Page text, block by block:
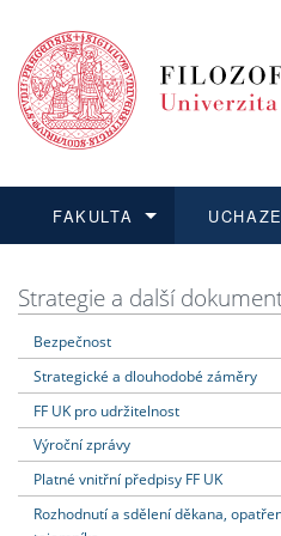
FAKULTA
Dozvědět se více
Podat přihlášku
Dozvědět se více
Dozvědět se více
Dozvědět se více
Strategie a další
Bezpečnost
Strategické a dlouhodobé záměry
FF UK pro udržitelnost
Výroční zprávy
Platné vnitřní předpisy FF UK
Rozhodnutí a sdělení děkana,